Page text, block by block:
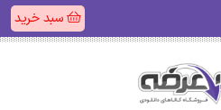
سبد خرید